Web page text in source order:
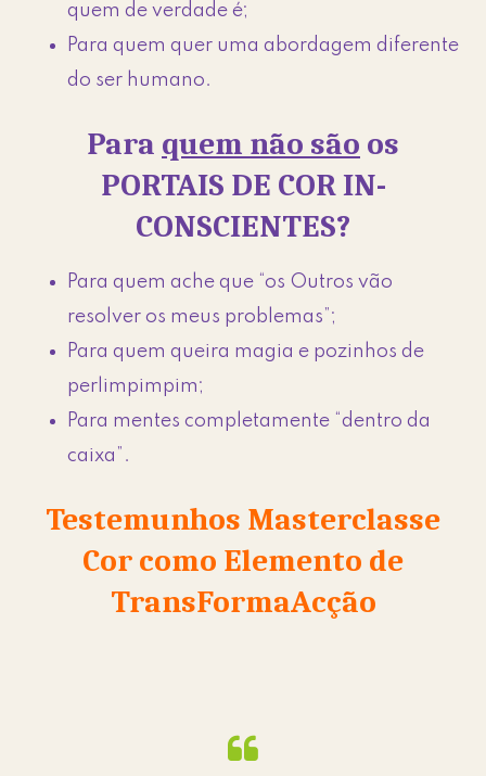
quem de verdade é;
Para quem quer uma abordagem diferente
do ser humano.
Para quem não são os
PORTAIS DE COR IN-
CONSCIENTES?
Para quem ache que “os Outros vão
resolver os meus problemas”;
Para quem queira magia e pozinhos de
perlimpimpim;
Para mentes completamente “dentro da
caixa”.
Testemunhos Masterclasse
Cor como Elemento de
TransFormaAcção